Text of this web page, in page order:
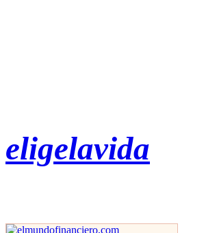
eligelavida